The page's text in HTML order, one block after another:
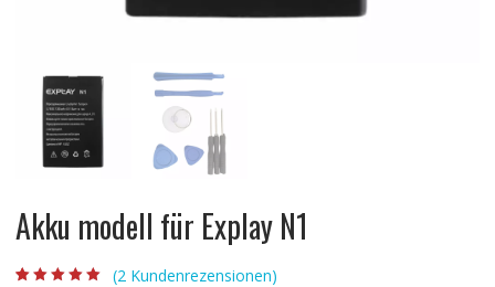
Akku modell für Explay N1
(2 Kundenrezensionen)